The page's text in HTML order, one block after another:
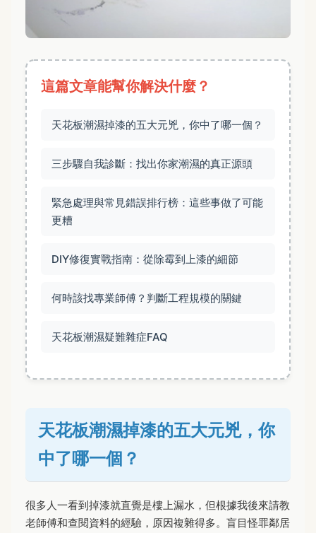
這篇文章能幫你解決什麼？
天花板潮濕掉漆的五大元兇，你中了哪一個？
三步驟自我診斷：找出你家潮濕的真正源頭
緊急處理與常見錯誤排行榜：這些事做了可能
更糟
DIY修復實戰指南：從除霉到上漆的細節
何時該找專業師傅？判斷工程規模的關鍵
天花板潮濕疑難雜症FAQ
天花板潮濕掉漆的五大元兇，你
中了哪一個？
很多人一看到掉漆就直覺是樓上漏水，但根據我後來請教
老師傅和查閱資料的經驗，原因複雜得多。盲目怪罪鄰居